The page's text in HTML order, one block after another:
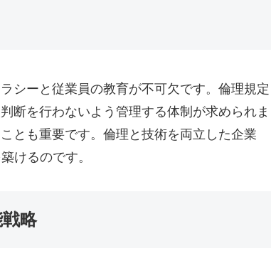
シーと従業員の教育が不可欠です。倫理規定
断を行わないよう管理する体制が求められま
とも重要です。倫理と技術を両立した企業
けるのです。
略